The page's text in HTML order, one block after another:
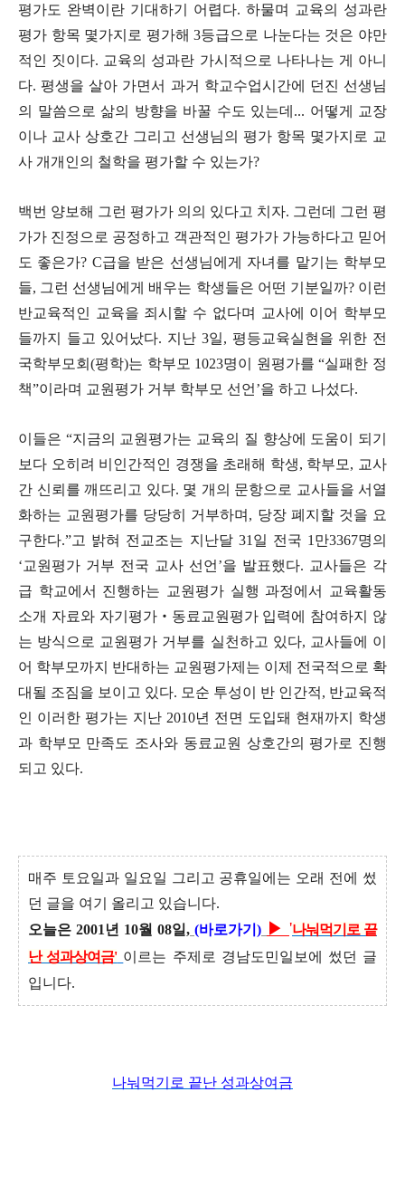
평가도 완벽이란 기대하기 어렵다. 하물며 교육의 성과란
평가 항목 몇가지로 평가해 3등급으로 나눈다는 것은 야만
적인 짓이다. 교육의 성과란 가시적으로 나타나는 게 아니
다. 평생을 살아 가면서 과거 학교수업시간에 던진 선생님
의 말씀으로 삶의 방향을 바꿀 수도 있는데... 어떻게 교장
이나 교사 상호간 그리고 선생님의 평가 항목 몇가지로 교
사 개개인의 철학을 평가할 수 있는가?
백번 양보해 그런 평가가 의의 있다고 치자. 그런데 그런 평
가가 진정으로 공정하고 객관적인 평가가 가능하다고 믿어
도 좋은가? C급을 받은 선생님에게 자녀를 맡기는 학부모
들, 그런 선생님에게 배우는 학생들은 어떤 기분일까? 이런
반교육적인 교육을 죄시할 수 없다며 교사에 이어 학부모
들까지 들고 있어났다. 지난 3일, 평등교육실현을 위한 전
국학부모회(평학)는 학부모 1023명이 원평가를 “실패한 정
책”이라며 교원평가 거부 학부모 선언’을 하고 나섰다.
이들은 “지금의 교원평가는 교육의 질 향상에 도움이 되기
보다 오히려 비인간적인 경쟁을 초래해 학생, 학부모, 교사
간 신뢰를 깨뜨리고 있다. 몇 개의 문항으로 교사들을 서열
화하는 교원평가를 당당히 거부하며, 당장 폐지할 것을 요
구한다.”고 밝혀 전교조는 지난달 31일 전국 1만3367명의
‘교원평가 거부 전국 교사 선언’을 발표했다. 교사들은 각
급 학교에서 진행하는 교원평가 실행 과정에서 교육활동
소개 자료와 자기평가‧동료교원평가 입력에 참여하지 않
는 방식으로 교원평가 거부를 실천하고 있다, 교사들에 이
어 학부모까지 반대하는 교원평가제는 이제 전국적으로 확
대될 조짐을 보이고 있다. 모순 투성이 반 인간적, 반교육적
인 이러한 평가는 지난 2010년 전면 도입돼 현재까지 학생
과 학부모 만족도 조사와 동료교원 상호간의 평가로 진행
되고 있다.
매주 토요일과 일요일 그리고 공휴일에는 오래 전에 썼
던 글을 여기 올리고 있습니다.
오늘은 2001년 10월 08일, (바로가기 ) ▶ '나눠먹기로 끝
난 성과상여금' 이르는 주제로 경남도민일보에 썼던 글
입니다.
나눠먹기로 끝난 성과상여금